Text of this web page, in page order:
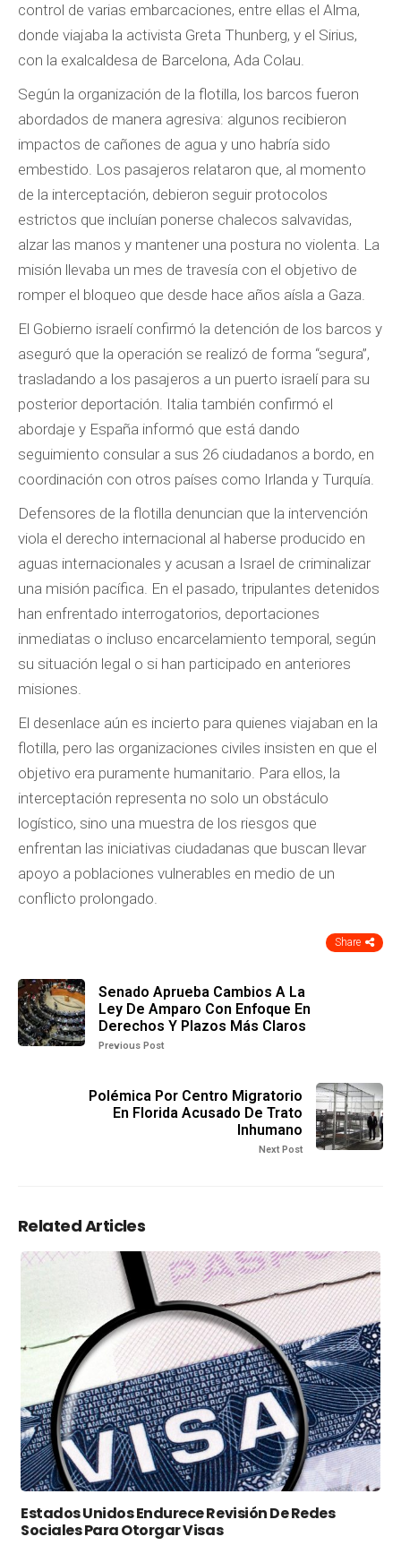
control de varias embarcaciones, entre ellas el Alma,
donde viajaba la activista Greta Thunberg, y el Sirius,
con la exalcaldesa de Barcelona, Ada Colau.
Según la organización de la flotilla, los barcos fueron
abordados de manera agresiva: algunos recibieron
impactos de cañones de agua y uno habría sido
embestido. Los pasajeros relataron que, al momento
de la interceptación, debieron seguir protocolos
estrictos que incluían ponerse chalecos salvavidas,
alzar las manos y mantener una postura no violenta. La
misión llevaba un mes de travesía con el objetivo de
romper el bloqueo que desde hace años aísla a Gaza.
El Gobierno israelí confirmó la detención de los barcos y
aseguró que la operación se realizó de forma “segura”,
trasladando a los pasajeros a un puerto israelí para su
posterior deportación. Italia también confirmó el
abordaje y España informó que está dando
seguimiento consular a sus 26 ciudadanos a bordo, en
coordinación con otros países como Irlanda y Turquía.
Defensores de la flotilla denuncian que la intervención
viola el derecho internacional al haberse producido en
aguas internacionales y acusan a Israel de criminalizar
una misión pacífica. En el pasado, tripulantes detenidos
han enfrentado interrogatorios, deportaciones
inmediatas o incluso encarcelamiento temporal, según
su situación legal o si han participado en anteriores
misiones.
El desenlace aún es incierto para quienes viajaban en la
flotilla, pero las organizaciones civiles insisten en que el
objetivo era puramente humanitario. Para ellos, la
interceptación representa no solo un obstáculo
logístico, sino una muestra de los riesgos que
enfrentan las iniciativas ciudadanas que buscan llevar
apoyo a poblaciones vulnerables en medio de un
conflicto prolongado.
Share
Senado Aprueba Cambios A La
Ley De Amparo Con Enfoque En
Derechos Y Plazos Más Claros
Previous Post
Polémica Por Centro Migratorio
En Florida Acusado De Trato
Inhumano
Next Post
Related Articles
Estados Unidos Endurece Revisión De Redes
Sociales Para Otorgar Visas